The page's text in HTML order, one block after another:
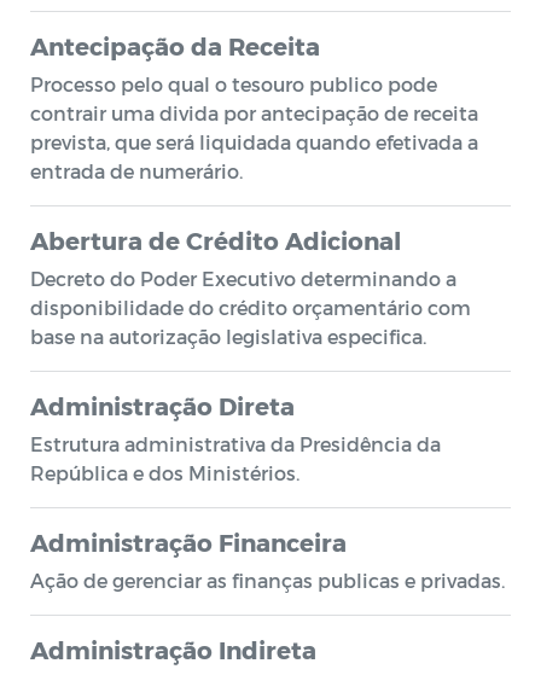
Antecipação da Receita
Processo pelo qual o tesouro publico pode
contrair uma divida por antecipação de receita
prevista, que será liquidada quando efetivada a
entrada de numerário.
Abertura de Crédito Adicional
Decreto do Poder Executivo determinando a
disponibilidade do crédito orçamentário com
base na autorização legislativa especifica.
Administração Direta
Estrutura administrativa da Presidência da
República e dos Ministérios.
Administração Financeira
Ação de gerenciar as finanças publicas e privadas.
Administração Indireta